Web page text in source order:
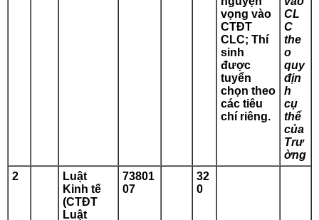
vọng vào
CTĐT
CLC; Thí
sinh
được
tuyển
chọn theo
các tiêu
chí riêng.
CL
C
the
o
quy
địn
h
cụ
thể
của
Trư
ờng
2
Luật
Kinh tế
(CTĐT
Luật
73801
07
32
0